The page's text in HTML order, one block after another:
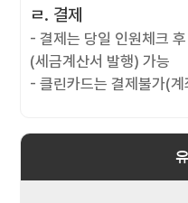
ㄹ. 결제
- 결제는 당일 인원체크
(세금계산서 발행) 가능
- 클린카드는 결제불가(